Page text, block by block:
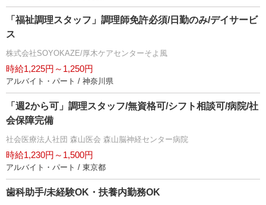
「福祉調理スタッフ」調理師免許必須/日勤のみ/デイサービ
ス
株式会社SOYOKAZE/厚木ケアセンターそよ風
時給1,225円～1,250円
アルバイト・パート / 神奈川県
「週2から可」調理スタッフ/無資格可/シフト相談可/病院/社
会保障完備
社会医療法人社団 森山医会 森山脳神経センター病院
時給1,230円～1,500円
アルバイト・パート / 東京都
歯科助手/未経験OK・扶養内勤務OK